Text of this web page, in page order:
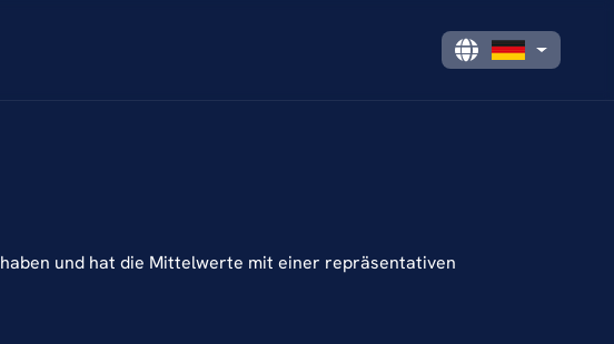
haben und hat die Mittelwerte mit einer repräsentativen